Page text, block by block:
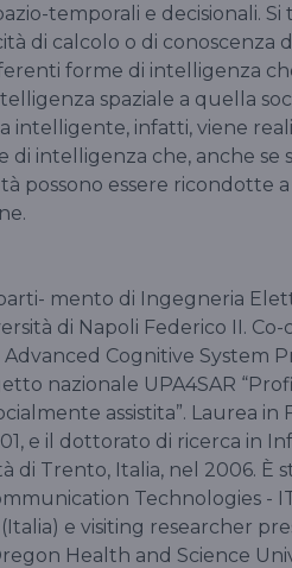
temporali e decisionali.
di calcolo o di conoscenza
forme di intelligenza
spaziale a quella
intelligente, infatti, viene
intelligenza che, anche se
possono essere ricondotte
mento di Ingegneria
di Napoli Federico II.
Cognitive System
nazionale UPA4SAR
assistita”. Laurea in
e il dottorato di ricerca in
di Trento, Italia, nel 2006. È
Technologies -
e visiting researcher
Health and Science